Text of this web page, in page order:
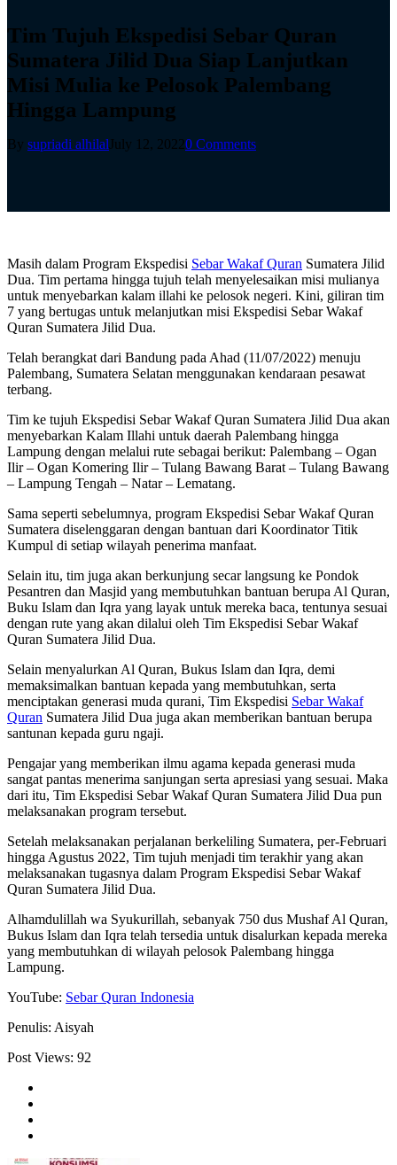
Tim Tujuh Ekspedisi Sebar Quran
Sumatera Jilid Dua Siap Lanjutkan
Misi Mulia ke Pelosok Palembang
Hingga Lampung
By supriadi alhilal July 12, 20220 Comments
Masih dalam Program Ekspedisi Sebar Wakaf Quran Sumatera Jilid
Dua. Tim pertama hingga tujuh telah menyelesaikan misi mulianya
untuk menyebarkan kalam illahi ke pelosok negeri. Kini, giliran tim
7 yang bertugas untuk melanjutkan misi Ekspedisi Sebar Wakaf
Quran Sumatera Jilid Dua.
Telah berangkat dari Bandung pada Ahad (11/07/2022) menuju
Palembang, Sumatera Selatan menggunakan kendaraan pesawat
terbang.
Tim ke tujuh Ekspedisi Sebar Wakaf Quran Sumatera Jilid Dua akan
menyebarkan Kalam Illahi untuk daerah Palembang hingga
Lampung dengan melalui rute sebagai berikut: Palembang – Ogan
Ilir – Ogan Komering Ilir – Tulang Bawang Barat – Tulang Bawang
– Lampung Tengah – Natar – Lematang.
Sama seperti sebelumnya, program Ekspedisi Sebar Wakaf Quran
Sumatera diselenggaran dengan bantuan dari Koordinator Titik
Kumpul di setiap wilayah penerima manfaat.
Selain itu, tim juga akan berkunjung secar langsung ke Pondok
Pesantren dan Masjid yang membutuhkan bantuan berupa Al Quran,
Buku Islam dan Iqra yang layak untuk mereka baca, tentunya sesuai
dengan rute yang akan dilalui oleh Tim Ekspedisi Sebar Wakaf
Quran Sumatera Jilid Dua.
Selain menyalurkan Al Quran, Bukus Islam dan Iqra, demi
memaksimalkan bantuan kepada yang membutuhkan, serta
menciptakan generasi muda qurani, Tim Ekspedisi Sebar Wakaf
Quran Sumatera Jilid Dua juga akan memberikan bantuan berupa
santunan kepada guru ngaji.
Pengajar yang memberikan ilmu agama kepada generasi muda
sangat pantas menerima sanjungan serta apresiasi yang sesuai. Maka
dari itu, Tim Ekspedisi Sebar Wakaf Quran Sumatera Jilid Dua pun
melaksanakan program tersebut.
Setelah melaksanakan perjalanan berkeliling Sumatera, per-Februari
hingga Agustus 2022, Tim tujuh menjadi tim terakhir yang akan
melaksanakan tugasnya dalam Program Ekspedisi Sebar Wakaf
Quran Sumatera Jilid Dua.
Alhamdulillah wa Syukurillah, sebanyak 750 dus Mushaf Al Quran,
Bukus Islam dan Iqra telah tersedia untuk disalurkan kepada mereka
yang membutuhkan di wilayah pelosok Palembang hingga
Lampung.
YouTube: Sebar Quran Indonesia
Penulis: Aisyah
Post Views: 92